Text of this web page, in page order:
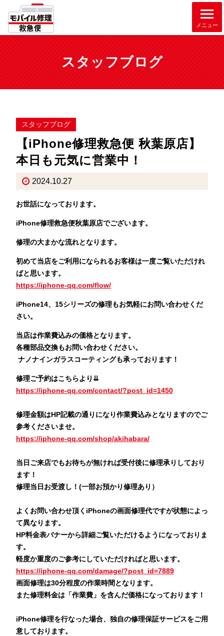
メニュー
スタッフブログ
スタッフブログ
【iPhone修理救急便 秋葉原店】
本日も元気に営業中！
2024.10.27
お世話になっております。
iPhone修理救急便秋葉原店でございます。
修理の大まかな流れとなります。
初めて当店をご利用になられるお客様は一度ご覧いただけれ
ばと思います。
https://iphone-qq.com/flow/
iPhone14、15シリーズの修理もお気軽にお問い合わせくだ
さい。
当店は作業費込みの価格となります。
各種部品交換もお問い合わせください。
ナノナインガラスコーティングも承っております！
修理ご予約はこちらより⇊
https://iphone-qq.com/contact/?post_id=1450
修理金額はHP記載の通りになり作業費込みとなりますのでご
参考くださいませ。
https://iphone-qq.com/shop/akihabara/
当日ご来店でもお待ちが無ければ受付後に修理承りしており
ます！
修理当日お受渡し！(一部お預かり修理あり）
よくお問い合わせ頂くiPhoneの画面修理代ですが状態によっ
て異なります。
HP料金表バナーから詳細ご覧いただけるようになっておりま
す。
軽度か重度のご参考にしていただければと思います。
https://iphone-qq.com/damage/?post_id=7889
画面修理は30分程度の作業時間となります。
また修理料金は「作業費」を含んだ価格になっております！
iPhone修理を行なった場合、独自の修理保証サービスをご用
意しております。